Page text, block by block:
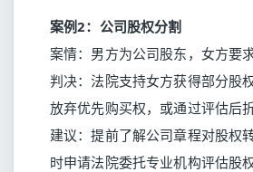
案例2：公司股权分割
案情：男方为公司股东，女方要
判决：法院支持女方获得部分股
放弃优先购买权，或通过评估后
建议：提前了解公司章程对股权
时申请法院委托专业机构评估股